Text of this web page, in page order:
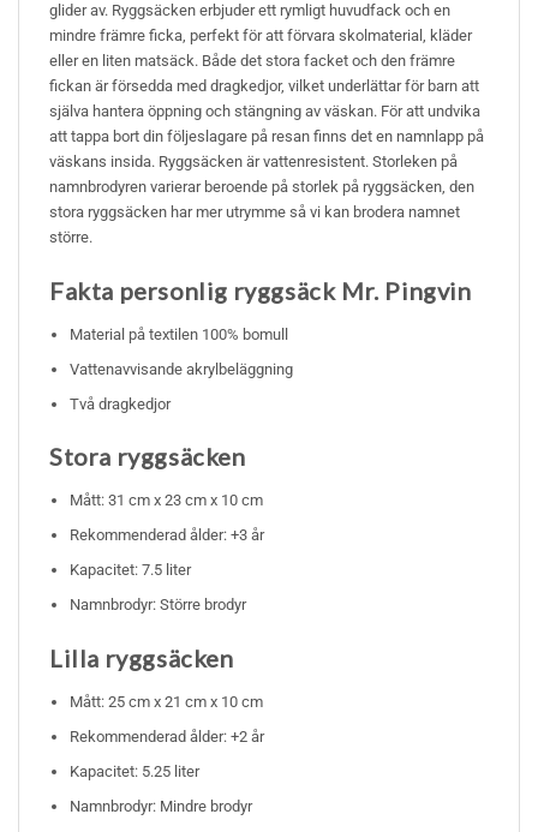
glider av. Ryggsäcken erbjuder ett rymligt huvudfack och en
mindre främre ficka, perfekt för att förvara skolmaterial, kläder
eller en liten matsäck. Både det stora facket och den främre
fickan är försedda med dragkedjor, vilket underlättar för barn att
själva hantera öppning och stängning av väskan. För att undvika
att tappa bort din följeslagare på resan finns det en namnlapp på
väskans insida. Ryggsäcken är vattenresistent. Storleken på
namnbrodyren varierar beroende på storlek på ryggsäcken, den
stora ryggsäcken har mer utrymme så vi kan brodera namnet
större.
Fakta personlig ryggsäck Mr. Pingvin
Material på textilen 100% bomull
Vattenavvisande akrylbeläggning
Två dragkedjor
Stora ryggsäcken
Mått: 31 cm x 23 cm x 10 cm
Rekommenderad ålder: +3 år
Kapacitet: 7.5 liter
Namnbrodyr: Större brodyr
Lilla ryggsäcken
Mått: 25 cm x 21 cm x 10 cm
Rekommenderad ålder: +2 år
Kapacitet: 5.25 liter
Namnbrodyr: Mindre brodyr